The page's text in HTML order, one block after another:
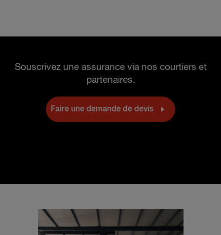
Souscrivez une assurance via nos courtiers et
partenaires.
Faire une demande de devis